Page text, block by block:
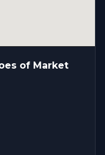
of Market